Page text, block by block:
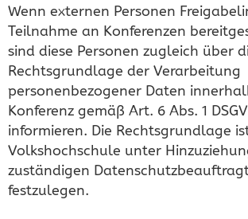
Wenn externen Personen
Teilnahme an Konferenzen
sind diese Personen zugleich über
Rechtsgrundlage der Verarbeitung
personenbezogener Daten
Konferenz gemäß Art. 6 Abs. 1
informieren. Die Rechtsgrundlage
Volkshochschule unter
zuständigen
festzulegen.